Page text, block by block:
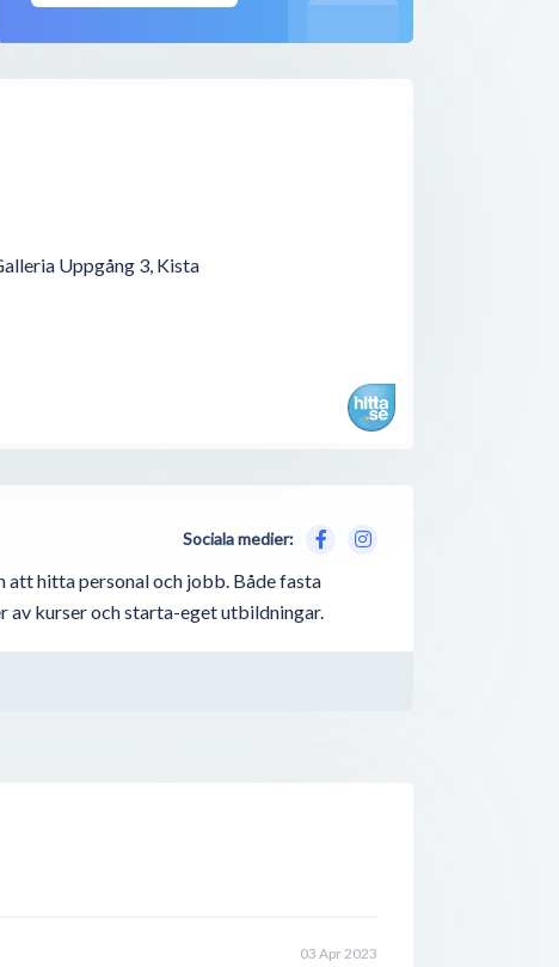
Sociala medier:
hitta personal och jobb. Både fasta
av kurser och starta-eget utbildningar.
03 Apr 2023